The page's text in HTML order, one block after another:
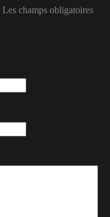
Les champs obligatoires